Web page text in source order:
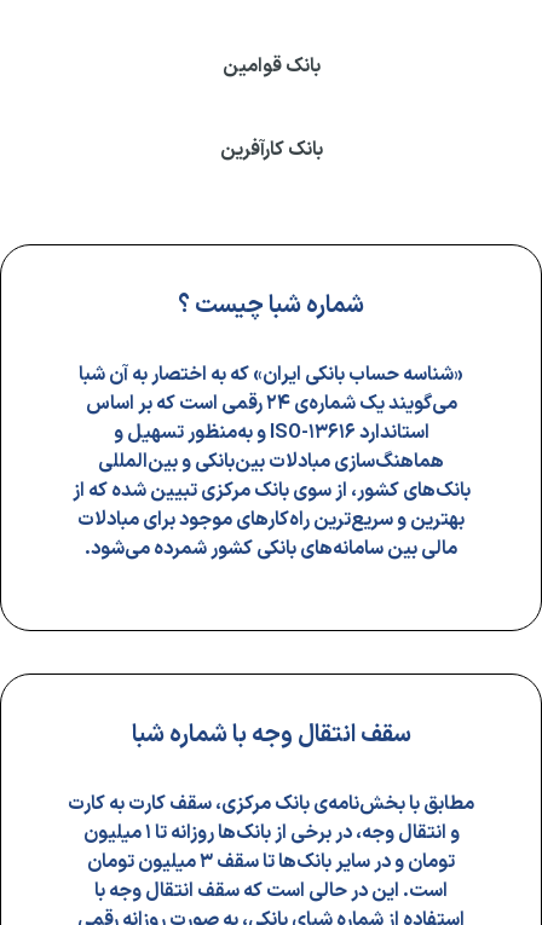
بانک قوامین
بانک کارآفرین
شماره شبا چیست ؟
«شناسه حساب بانکی ایران» که به اختصار به آن شبا
می‌گویند یک شماره‌‌ی ۲۴ رقمی است که بر اساس
استاندارد ۱۳۶۱۶-ISO و به‌منظور تسهیل و
هماهنگ‌سازی مبادلات بین‌بانکی و بین‌المللی
بانک‌های کشور، از سوی بانک مرکزی تبیین ‌شده‌ که از
بهترین و سریع‌ترین راه‌‌کارهای موجود برای مبادلات
مالی بین سامانه‌های بانکی کشور شمرده می‌شود.
سقف انتقال وجه با شماره شبا
مطابق با بخش‌نامه‌‌ی بانک مرکزی، سقف کارت به کارت
و انتقال وجه، در برخی از بانک‌ها روزانه تا ۱ میلیون
تومان و در سایر بانک‌ها تا سقف ۳ میلیون تومان
است. این در حالی است که سقف انتقال وجه با